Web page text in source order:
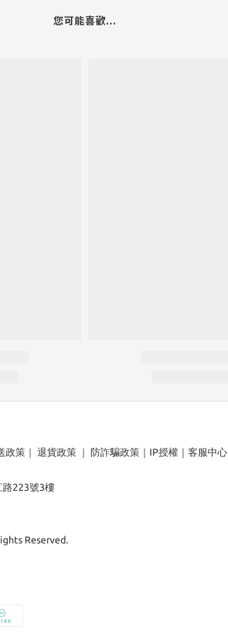
您可能喜歡...
政策 ｜ 退貨政策 ｜ 防詐騙政策 ｜ IP授權 ｜ 客服中心
路223號3樓
Reserved.